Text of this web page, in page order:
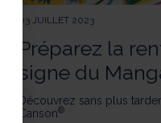
03 JUILLET 2023
Préparez la
signe du
Découvrez sans plus
Canson®